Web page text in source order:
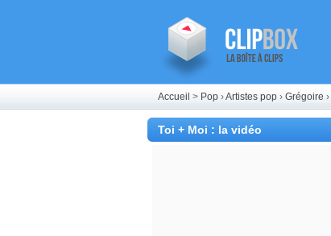
Accueil > Pop ›Artistes pop › Grégoire ›
Toi + Moi : la vidéo